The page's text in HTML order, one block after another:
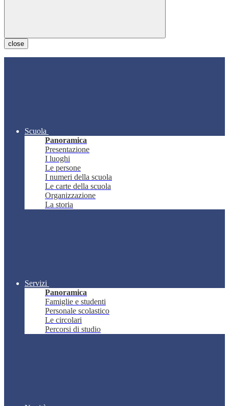
close
Scuola
Panoramica
Presentazione
I luoghi
Le persone
I numeri della scuola
Le carte della scuola
Organizzazione
La storia
Servizi
Panoramica
Famiglie e studenti
Personale scolastico
Le circolari
Percorsi di studio